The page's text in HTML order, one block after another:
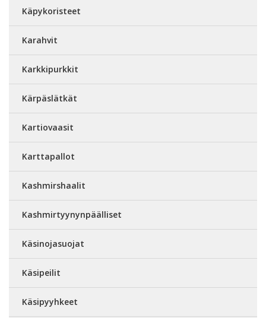
Käpykoristeet
Karahvit
Karkkipurkkit
Kärpäslätkät
Kartiovaasit
Karttapallot
Kashmirshaalit
Kashmirtyynynpäälliset
Käsinojasuojat
Käsipeilit
Käsipyyhkeet